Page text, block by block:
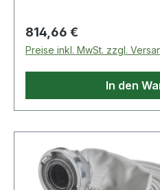
Weitere Produkte im Bereich Ausstattung
KFZ-Werkstatt
Regulärer Preis:
814,66 €
Preise inkl. MwSt. zzgl.
In den